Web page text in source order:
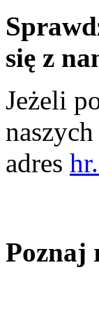
się z
Jeżeli
adres
Poznaj